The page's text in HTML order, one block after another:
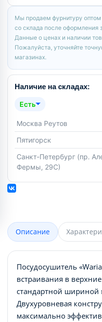
Мы продаем фурнитуру
со склада после оформления
Данные о ценах и наличии
Пожалуйста, уточняйте
магазинах.
Наличие на складах:
Есть
Москва Реутов
Пятигорск
Санкт-Петербург (пр.
Фермы, 29С)
Описание
Посудосушитель
встраивания в
стандартной
Двухуровневая
максимально